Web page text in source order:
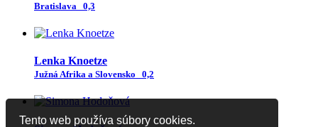
Tento web používa súbory cookies.
Bratislava 0,3
Lenka Knoetze
Južná Afrika a Slovensko 0,2